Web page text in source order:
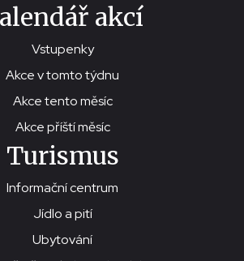
akcí
Vstupenky
Akce v tomto týdnu
Akce tento měsíc
Akce příští měsíc
Turismus
Informační centrum
Jídlo a pití
Ubytování